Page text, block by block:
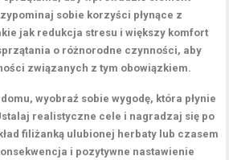
sobie korzyści płynące z
jak redukcja stresu i większy komfort
o różnorodne czynności, aby
związanych z tym obowiązkiem.
wyobraź sobie wygodę, która płynie
realistyczne cele i nagradzaj się po
filiżanką ulubionej herbaty lub czasem
i pozytywne nastawienie